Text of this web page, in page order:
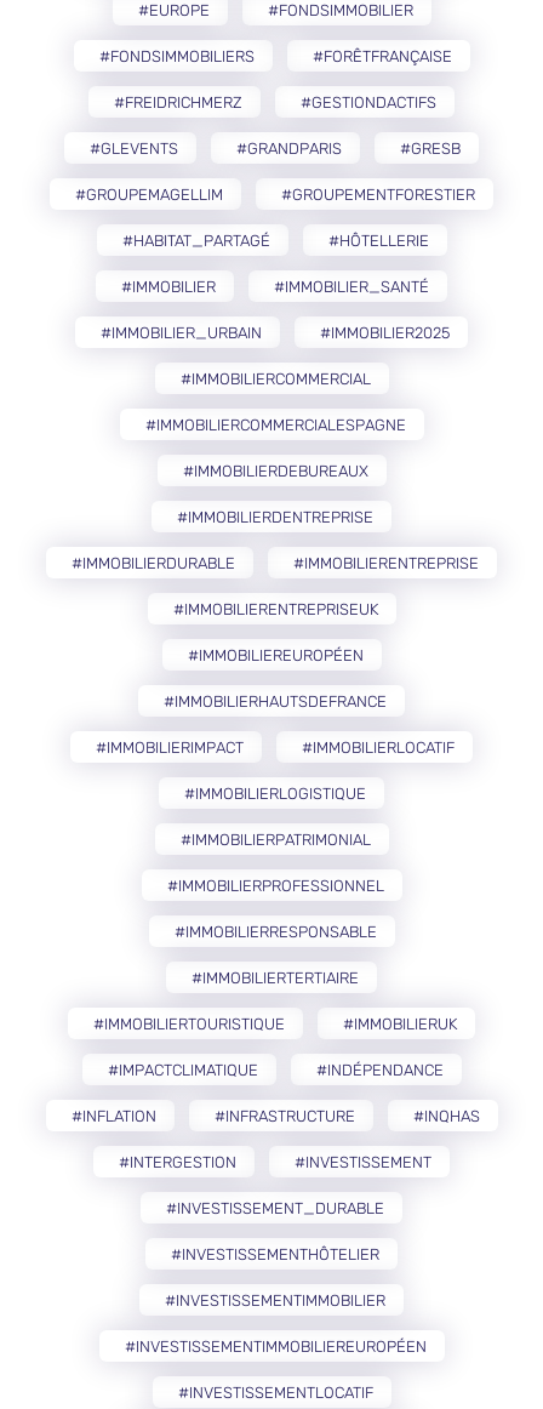
#EUROPE #FONDSIMMOBILIER
#FONDSIMMOBILIERS #FORÊTFRANÇAISE
#FREIDRICHMERZ #GESTIONDACTIFS
#GLEVENTS #GRANDPARIS #GRESB
#GROUPEMAGELLIM #GROUPEMENTFORESTIER
#HABITAT_PARTAGÉ #HÔTELLERIE
#IMMOBILIER #IMMOBILIER_SANTÉ
#IMMOBILIER_URBAIN #IMMOBILIER2025
#IMMOBILIERCOMMERCIAL
#IMMOBILIERCOMMERCIALESPAGNE
#IMMOBILIERDEBUREAUX
#IMMOBILIERDENTREPRISE
#IMMOBILIERDURABLE #IMMOBILIERENTREPRISE
#IMMOBILIERENTREPRISEUK
#IMMOBILIEREUROPÉEN
#IMMOBILIERHAUTSDEFRANCE
#IMMOBILIERIMPACT #IMMOBILIERLOCATIF
#IMMOBILIERLOGISTIQUE
#IMMOBILIERPATRIMONIAL
#IMMOBILIERPROFESSIONNEL
#IMMOBILIERRESPONSABLE
#IMMOBILIERTERTIAIRE
#IMMOBILIERTOURISTIQUE #IMMOBILIERUK
#IMPACTCLIMATIQUE #INDÉPENDANCE
#INFLATION #INFRASTRUCTURE #INQHAS
#INTERGESTION #INVESTISSEMENT
#INVESTISSEMENT_DURABLE
#INVESTISSEMENTHÔTELIER
#INVESTISSEMENTIMMOBILIER
#INVESTISSEMENTIMMOBILIEREUROPÉEN
#INVESTISSEMENTLOCATIF